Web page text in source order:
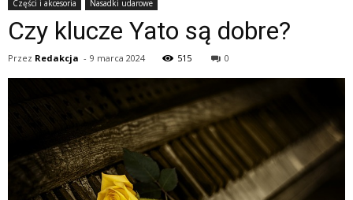
Części i akcesoria Nasadki udarowe
Czy klucze Yato są dobre?
Przez Redakcja - 9 marca 2024 515 0